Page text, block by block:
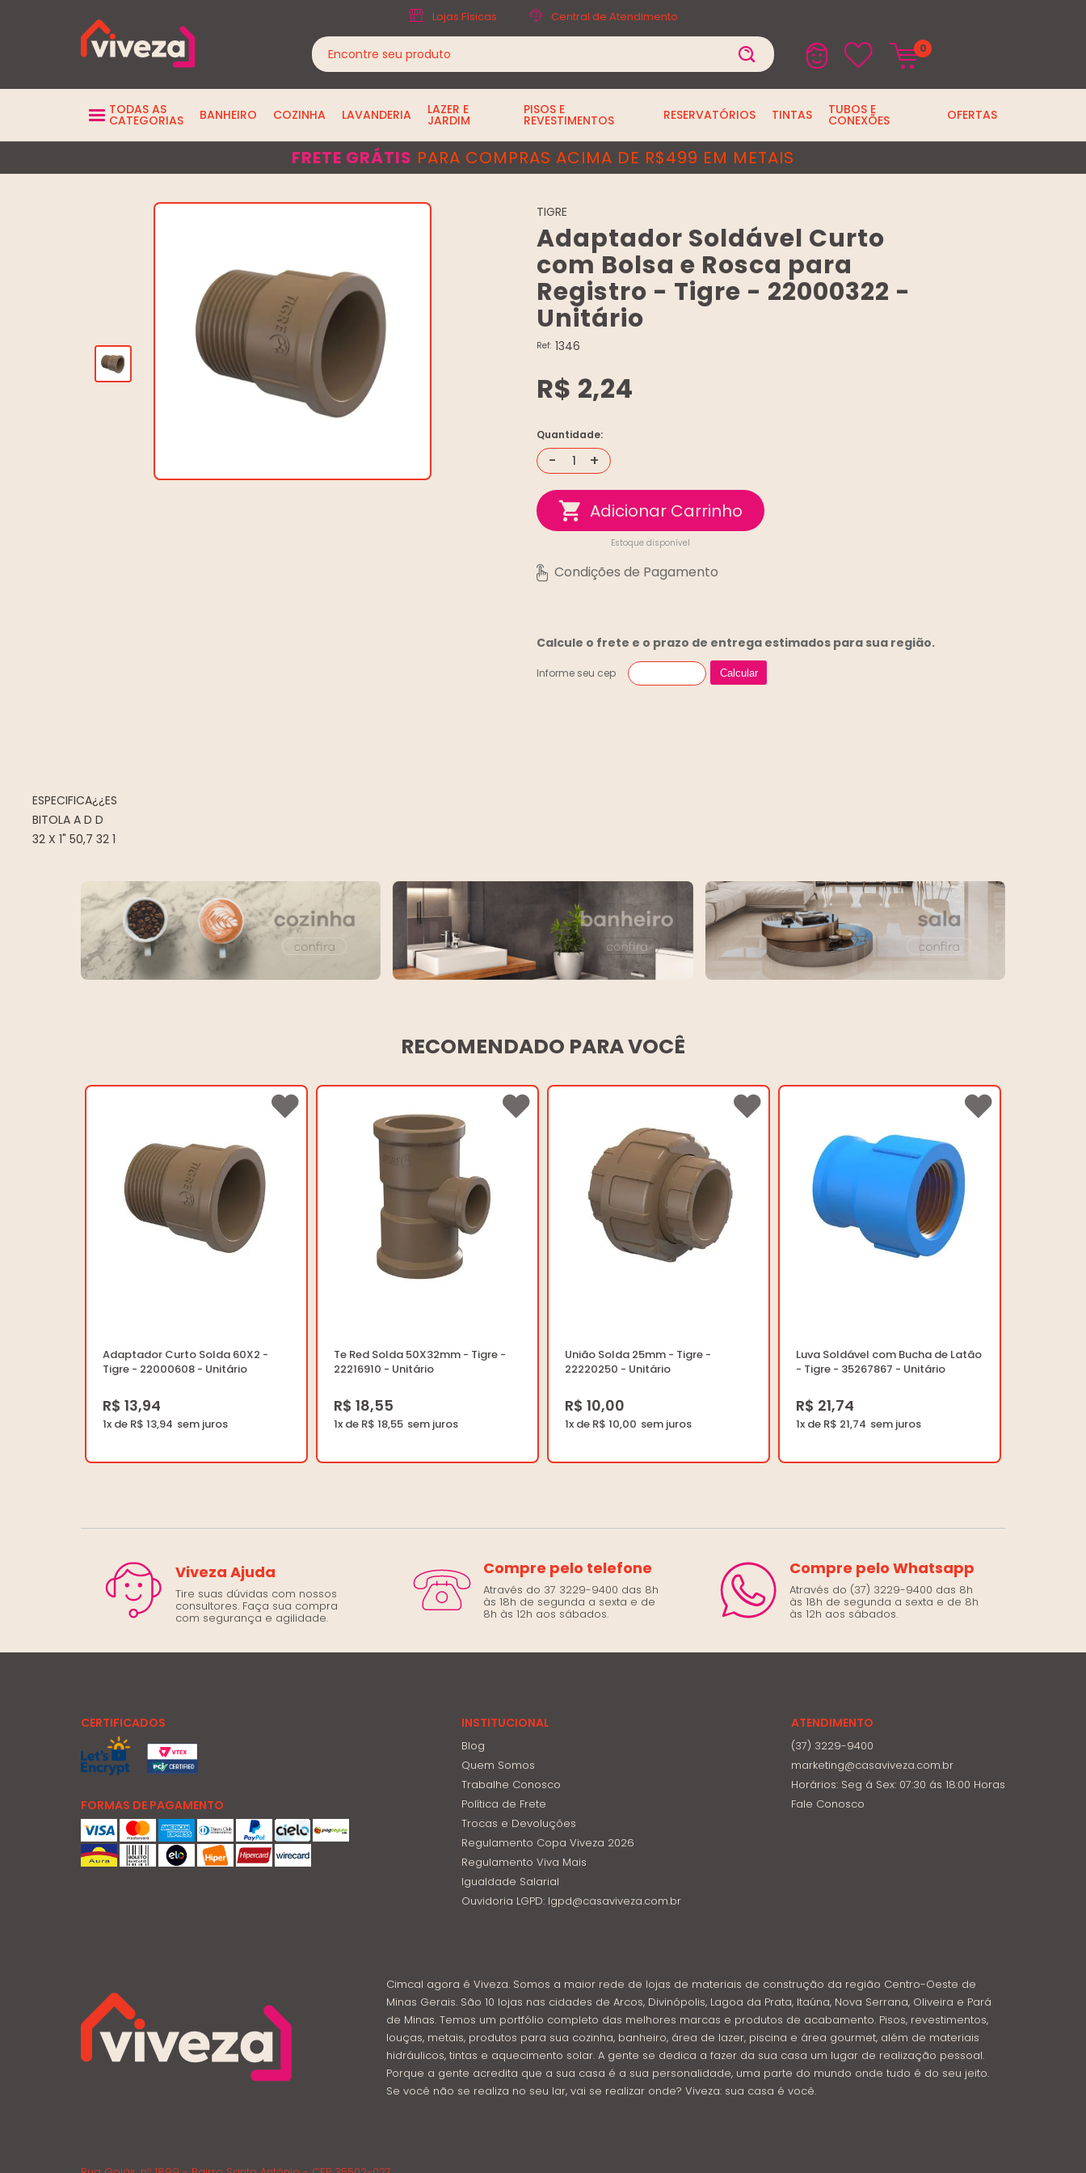
Lojas Físicas Central de Atendimento
0
TODAS AS
CATEGORIAS BANHEIRO COZINHA LAVANDERIA LAZER E
JARDIM
PISOS E
REVESTIMENTOS RESERVATÓRIOS TINTAS TUBOS E
CONEXÕES OFERTAS
FRETE GRÁTIS PARA COMPRAS ACIMA DE R$499 EM METAIS
TIGRE
Adaptador Soldável Curto
com Bolsa e Rosca para
Registro - Tigre - 22000322 -
Unitário
Ref: 1346
R$ 2,24
Quantidade:
- +
Estoque disponível
Calcule o frete e o prazo de entrega estimados para sua região.
Informe seu cep Calcular
ESPECIFICA¿¿ES
BITOLA A D D
32 X 1" 50,7 32 1
RECOMENDADO PARA VOCÊ
Adaptador Curto Solda 60X2 -
Tigre - 22000608 - Unitário
R$ 13,94
1x de R$ 13,94
Te Red Solda 50X32mm - Tigre -
22216910 - Unitário
R$ 18,55
1x de R$ 18,55
União Solda 25mm - Tigre -
22220250 - Unitário
R$ 10,00
1x de R$ 10,00
Luva Soldável com Bucha de Latão
- Tigre - 35267867 - Unitário
R$ 21,74
1x de R$ 21,74
Viveza Ajuda
Tire suas dúvidas com nossos
consultores. Faça sua compra
com segurança e agilidade.
Compre pelo telefone
Através do 37 3229-9400 das 8h
às 18h de segunda a sexta e de
8h às 12h aos sábados.
Compre pelo Whatsapp
Através do (37) 3229-9400 das 8h
às 18h de segunda a sexta e de 8h
às 12h aos sábados.
CERTIFICADOS
FORMAS DE PAGAMENTO
INSTITUCIONAL
Blog
Quem Somos
Trabalhe Conosco
Política de Frete
Trocas e Devoluções
Regulamento Copa Viveza 2026
Regulamento Viva Mais
Igualdade Salarial
Ouvidoria LGPD: lgpd@casaviveza.com.br
ATENDIMENTO
(37) 3229-9400
marketing@casaviveza.com.br
Horários: Seg á Sex: 07:30 ás 18:00 Horas
Fale Conosco
Cimcal agora é Viveza. Somos a maior rede de lojas de materiais de construção da região Centro-Oeste de
Minas Gerais. São 10 lojas nas cidades de Arcos, Divinópolis, Lagoa da Prata, Itaúna, Nova Serrana, Oliveira e Pará
de Minas. Temos um portfólio completo das melhores marcas e produtos de acabamento. Pisos, revestimentos,
louças, metais, produtos para sua cozinha, banheiro, área de lazer, piscina e área gourmet, além de materiais
hidráulicos, tintas e aquecimento solar. A gente se dedica a fazer da sua casa um lugar de realização pessoal.
Porque a gente acredita que a sua casa é a sua personalidade, uma parte do mundo onde tudo é do seu jeito.
Se você não se realiza no seu lar, vai se realizar onde? Viveza: sua casa é você.